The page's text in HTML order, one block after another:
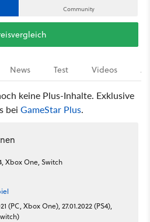
Community
News Test Videos
keine Plus-Inhalte. Exklusive
bei GameStar Plus.
Xbox One, Switch
(PC, Xbox One), 27.01.2022 (PS4),